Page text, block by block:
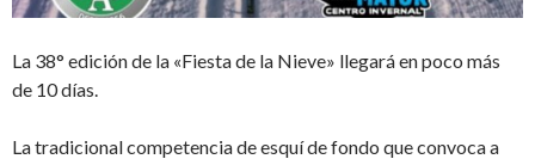
La 38° edición de la «Fiesta de la Nieve» llegará en poco más
de 10 días.
La tradicional competencia de esquí de fondo que convoca a